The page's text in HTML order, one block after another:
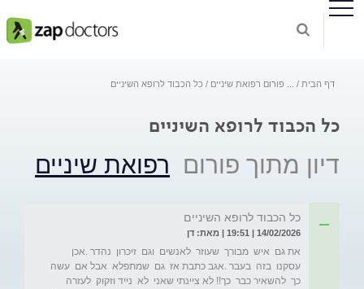
דף הבית פורום רפואת שיניים כל הכבוד לרופא השיניים
כל הכבוד לרופא השיניים
דיון מתוך פורום רפואת שיניים
כל הכבוד לרופא השיניים
14/02/2026 | 19:51 | מאת: דן
את גם  איש  מבורך  שעוזר  לאנשים  וגם  זיכרון  נהדר .אכן
עסקנו  בזה  בעבר .אגב כתבת אז  גם  שמתפלא  אבל אם  עשה
כך  להשאיר כבר  כך!! לא ציינתי שאני  לא  נייד וזקוק  לעזרה